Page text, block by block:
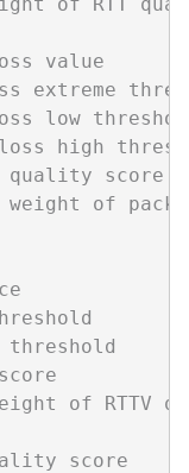
value
extreme
low
loss high
quality score
= weight of
threshold
of RTTV
score